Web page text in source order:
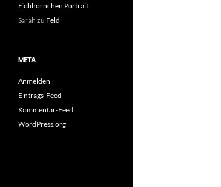
Eichhörnchen Portrait
Sarah zu Feld
META
Anmelden
Eintrags-Feed
Kommentar-Feed
WordPress.org